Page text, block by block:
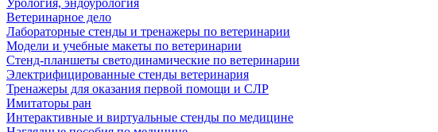
Урология, эндоурология
Ветеринарное дело
Лабораторные стенды и тренажеры по ветеринарии
Модели и учебные макеты по ветеринарии
Стенд-планшеты светодинамические по ветеринарии
Электрифицированные стенды ветеринария
Тренажеры для оказания первой помощи и СЛР
Имитаторы ран
Интерактивные и виртуальные стенды по медицине